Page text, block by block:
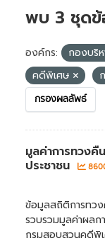
พบ 3 ชุด
องค์กร: กองบริ
คดีพิเศษ
กรองผลลัพธ์
มูลค่าการทวงคื
ประชาชน
ข้อมูลสถิติการทวง
รวบรวมมูลค่าผลก
กรมสอบสวนคดีพิ